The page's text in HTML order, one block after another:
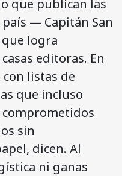
que publican las
— Capitán San
logra
editoras. En
listas de
que incluso
sin
dicen. Al
ni ganas